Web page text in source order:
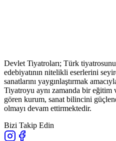
Devlet Tiyatroları; Türk
edebiyatının nitelikli eserlerini
sanatlarını yaygınlaştırmak
Tiyatroyu aynı zamanda bir eğitim
gören kurum, sanat bilincini
olmayı devam ettirmektedir.
Bizi Takip Edin